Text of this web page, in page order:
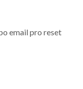
email pro reset